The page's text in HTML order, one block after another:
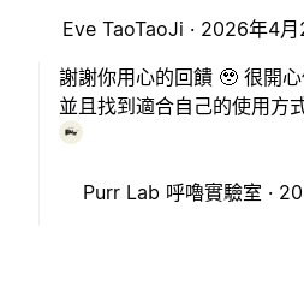
Eve TaoTaoJi · 2026年4月
謝謝你用心的回饋 🥹 很開
並且找到適合自己的使用方
Purr Lab 呼嚕實驗室 ·